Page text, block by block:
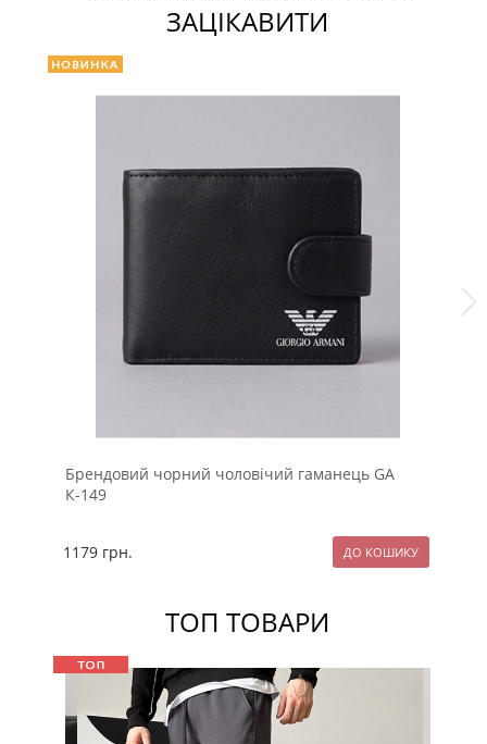
ЗАЦІКАВИТИ
Брендовий чорний чоловічий гаманець GA
К-149
1179 грн.
ТОП ТОВАРИ